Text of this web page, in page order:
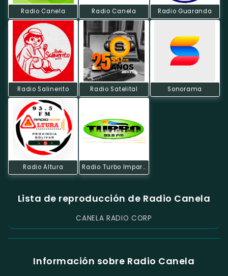
Radio Canela Radio Canela Radio Guaranda
Radio Salinerito Radio Satelital Sonorama
Radio Altura Radio Turbo Imparable
Lista de reproducción de Radio Canela
CANELA RADIO CORP
Información sobre Radio Canela